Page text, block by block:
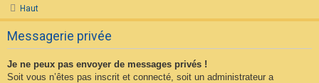
Haut
Messagerie privée
Je ne peux pas envoyer de messages privés !
Soit vous n’êtes pas inscrit et connecté, soit un administrateur a